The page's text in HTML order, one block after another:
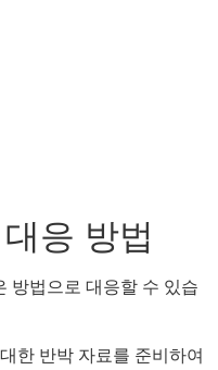
응 방법
방법으로 대응할 수 있습
한 반박 자료를 준비하여